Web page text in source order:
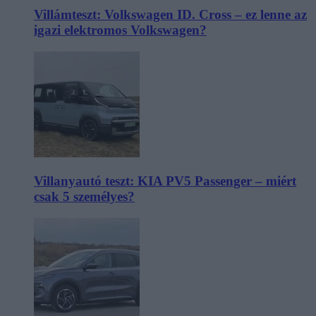
Villámteszt: Volkswagen ID. Cross – ez lenne az
igazi elektromos Volkswagen?
Villanyautó teszt: KIA PV5 Passenger – miért
csak 5 személyes?